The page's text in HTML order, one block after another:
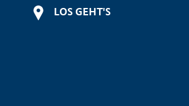
LOS GEHT'S